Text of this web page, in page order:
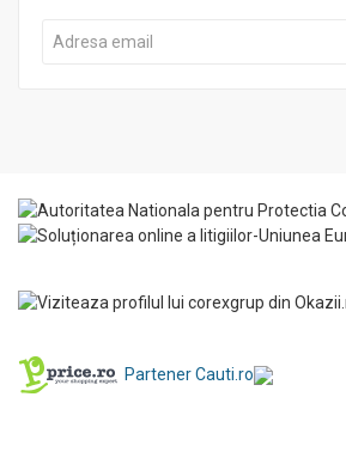
Partener Cauti.ro